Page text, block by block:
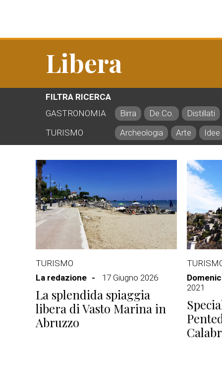
Libera
FILTRA RICERCA
GASTRONOMIA
Birra De.Co.
Distillati
TURISMO
Archeologia Arte Idee
TURISMO
La redazione
17 Giugno 2026
La splendida spiaggia
libera di Vasto Marina in
Abruzzo
2021